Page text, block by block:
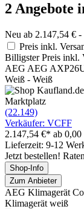
2 Angebote
Neu ab 2.147,54 €
Preis inkl.
Billigster Preis inkl.
AEG AEG
Weiß - Weiß
Marktplatz
(22.149)
Verkäufer: VCFF
2.147,54 €* ab 0,00
Lieferzeit: 9-12
Jetzt bestellen!
Shop-Info
Zum Anbieter
AEG Klimagerät
Klimagerät weiß